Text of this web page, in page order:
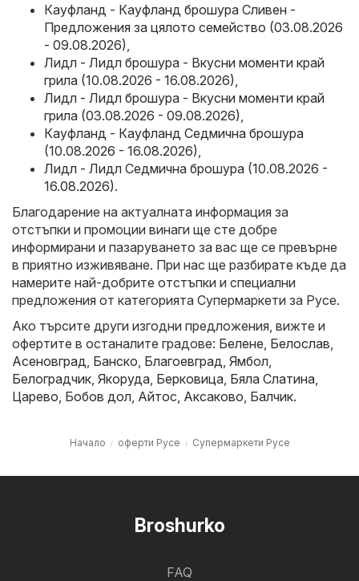
Кауфланд - Кауфланд брошура Сливен -
Предложения за цялото семейство (03.08.2026
- 09.08.2026)
Лидл - Лидл брошура - Вкусни моменти край
грила (10.08.2026 - 16.08.2026)
Лидл - Лидл брошура - Вкусни моменти край
грила (03.08.2026 - 09.08.2026)
Кауфланд - Кауфланд Седмична брошура
(10.08.2026 - 16.08.2026)
Лидл - Лидл Седмична брошура (10.08.2026 -
16.08.2026).
Благодарение на актуалната информация за
отстъпки и промоции винаги ще сте добре
информирани и пазаруването за вас ще се превърне
в приятно изживяване. При нас ще разбирате къде да
намерите най-добрите отстъпки и специални
предложения от категорията Супермаркети за Русе.
Ако търсите други изгодни предложения, вижте и
офертите в останалите градове: Белене Белослав
Асеновград Банско Благоевград Ямбол
Белоградчик Якоруда Берковица Бяла Слатина
Царево Бобов дол Айтос Аксаково Балчик.
Начало оферти Русе Супермаркети Русе
Broshurko
FAQ